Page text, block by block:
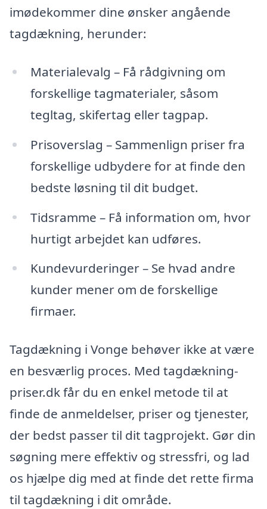
imødekommer dine ønsker angående
tagdækning, herunder:
Materialevalg – Få rådgivning om
forskellige tagmaterialer, såsom
tegltag, skifertag eller tagpap.
Prisoverslag – Sammenlign priser fra
forskellige udbydere for at finde den
bedste løsning til dit budget.
Tidsramme – Få information om, hvor
hurtigt arbejdet kan udføres.
Kundevurderinger – Se hvad andre
kunder mener om de forskellige
firmaer.
Tagdækning i Vonge behøver ikke at være
en besværlig proces. Med tagdækning-
priser.dk får du en enkel metode til at
finde de anmeldelser, priser og tjenester,
der bedst passer til dit tagprojekt. Gør din
søgning mere effektiv og stressfri, og lad
os hjælpe dig med at finde det rette firma
til tagdækning i dit område.